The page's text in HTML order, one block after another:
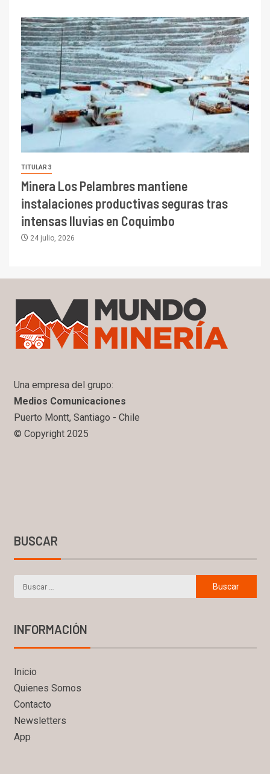
TITULAR 3
Minera Los Pelambres mantiene
instalaciones productivas seguras tras
intensas lluvias en Coquimbo
24 julio, 2026
Una empresa del grupo:
Medios Comunicaciones
Puerto Montt, Santiago - Chile
© Copyright 2025
BUSCAR
INFORMACIÓN
Inicio
Quienes Somos
Contacto
Newsletters
App